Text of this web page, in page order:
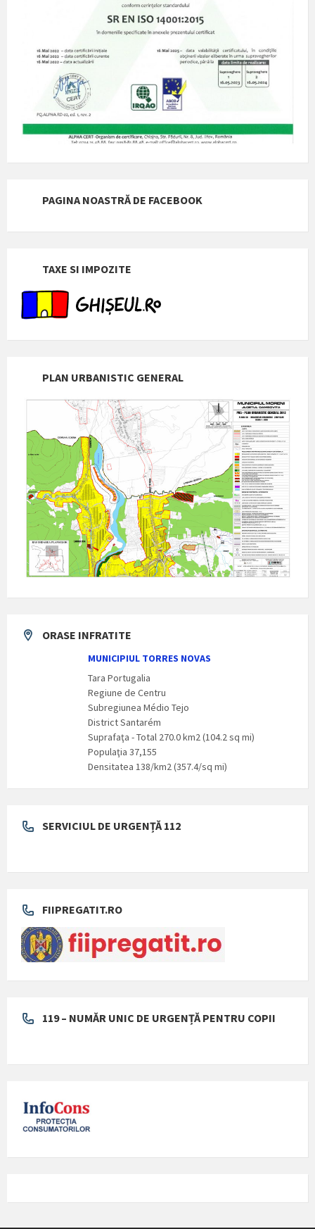
PAGINA NOASTRĂ DE FACEBOOK
TAXE SI IMPOZITE
PLAN URBANISTIC GENERAL
ORASE INFRATITE
MUNICIPIUL TORRES NOVAS
Tara Portugalia
Regiune de Centru
Subregiunea Médio Tejo
District Santarém
Suprafaţa - Total 270.0 km2 (104.2 sq mi)
Populaţia 37,155
Densitatea 138/km2 (357.4/sq mi)
SERVICIUL DE URGENȚĂ 112
FIIPREGATIT.RO
119 – NUMĂR UNIC DE URGENȚĂ PENTRU COPII